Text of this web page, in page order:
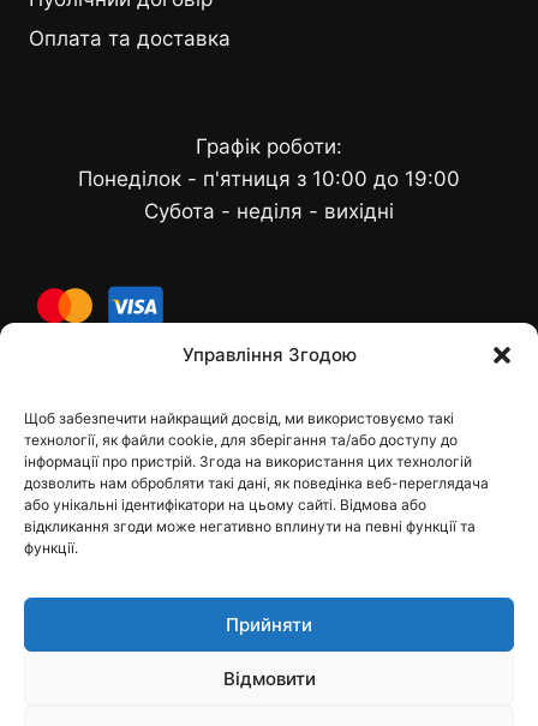
Управління Згодою
Щоб забезпечити найкращий досвід, ми використовуємо такі
технології, як файли cookie, для зберігання та/або доступу до
інформації про пристрій. Згода на використання цих технологій
дозволить нам обробляти такі дані, як поведінка веб-переглядача
або унікальні ідентифікатори на цьому сайті. Відмова або
відкликання згоди може негативно вплинути на певні функції та
функції.
Прийняти
Відмовити
Оплата та доставка
Графік роботи:
Понеділок - п'ятниця з 10:00 до 19:00
Субота - неділя - вихідні
Контакти
dfbelements@gmail.com